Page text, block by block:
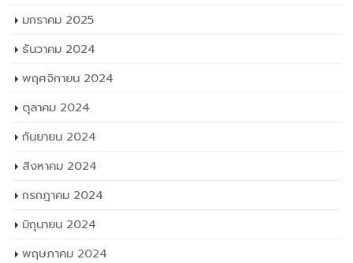
มกราคม 2025
ธันวาคม 2024
พฤศจิกายน 2024
ตุลาคม 2024
กันยายน 2024
สิงหาคม 2024
กรกฎาคม 2024
มิถุนายน 2024
พฤษภาคม 2024